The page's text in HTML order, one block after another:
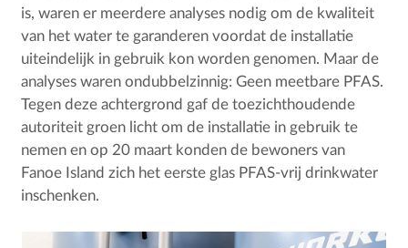
is, waren er meerdere analyses nodig om de kwaliteit
van het water te garanderen voordat de installatie
uiteindelijk in gebruik kon worden genomen. Maar de
analyses waren ondubbelzinnig: Geen meetbare PFAS.
Tegen deze achtergrond gaf de toezichthoudende
autoriteit groen licht om de installatie in gebruik te
nemen en op 20 maart konden de bewoners van
Fanoe Island zich het eerste glas PFAS-vrij drinkwater
inschenken.